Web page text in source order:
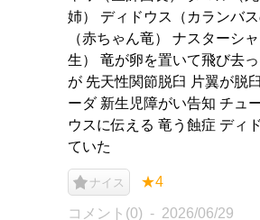
姉） ディドウス（カランバ
（赤ちゃん竜） ナスターシ
生） 竜が卵を置いて飛び去
が 先天性関節脱臼 片翼が脱
ーダ 新生児障がい告知 チュ
ウスに伝える 竜う蝕症 ディ
ていた
ナイス ★4
コメント(0) 2026/06/29